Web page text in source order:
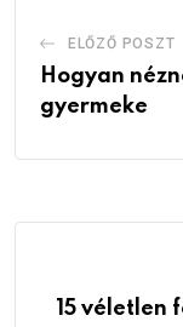
ELŐZŐ POSZT
Hogyan
gyermeke
15